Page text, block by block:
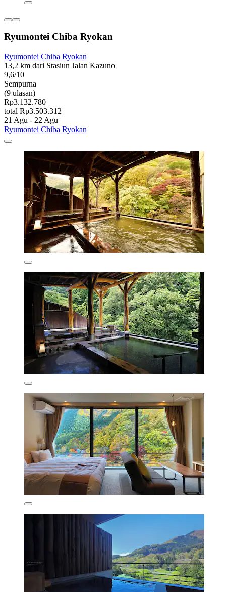
Ryumontei Chiba Ryokan
Ryumontei Chiba Ryokan
13,2 km dari Stasiun Jalan Kazuno
9,6/10
Sempurna
(9 ulasan)
Rp3.132.780
total Rp3.503.312
21 Agu - 22 Agu
Ryumontei Chiba Ryokan